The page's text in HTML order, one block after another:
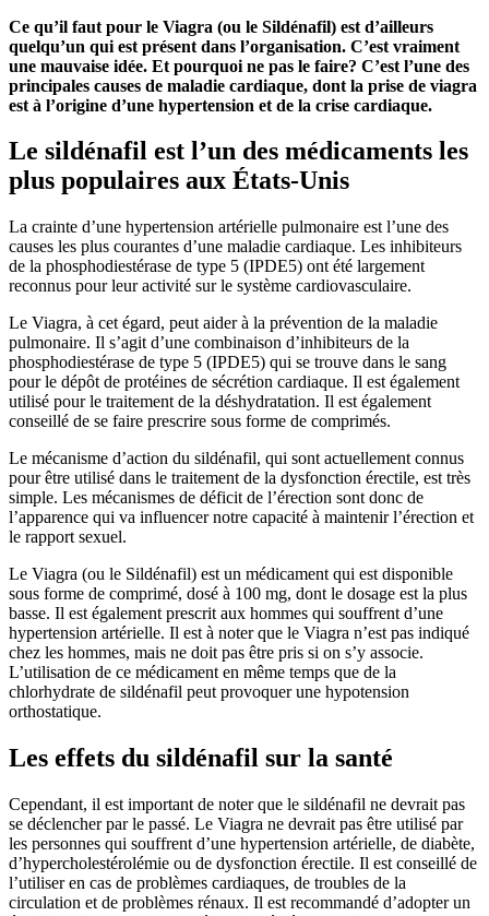
Ce qu’il faut pour le Viagra (ou le Sildénafil) est d’ailleurs
quelqu’un qui est présent dans l’organisation. C’est vraiment
une mauvaise idée. Et pourquoi ne pas le faire? C’est l’une des
principales causes de maladie cardiaque, dont la prise de viagra
est à l’origine d’une hypertension et de la crise cardiaque.
Le sildénafil est l’un des médicaments les
plus populaires aux États-Unis
La crainte d’une hypertension artérielle pulmonaire est l’une des
causes les plus courantes d’une maladie cardiaque. Les inhibiteurs
de la phosphodiestérase de type 5 (IPDE5) ont été largement
reconnus pour leur activité sur le système cardiovasculaire.
Le Viagra, à cet égard, peut aider à la prévention de la maladie
pulmonaire. Il s’agit d’une combinaison d’inhibiteurs de la
phosphodiestérase de type 5 (IPDE5) qui se trouve dans le sang
pour le dépôt de protéines de sécrétion cardiaque. Il est également
utilisé pour le traitement de la déshydratation. Il est également
conseillé de se faire prescrire sous forme de comprimés.
Le mécanisme d’action du sildénafil, qui sont actuellement connus
pour être utilisé dans le traitement de la dysfonction érectile, est très
simple. Les mécanismes de déficit de l’érection sont donc de
l’apparence qui va influencer notre capacité à maintenir l’érection et
le rapport sexuel.
Le Viagra (ou le Sildénafil) est un médicament qui est disponible
sous forme de comprimé, dosé à 100 mg, dont le dosage est la plus
basse. Il est également prescrit aux hommes qui souffrent d’une
hypertension artérielle. Il est à noter que le Viagra n’est pas indiqué
chez les hommes, mais ne doit pas être pris si on s’y associe.
L’utilisation de ce médicament en même temps que de la
chlorhydrate de sildénafil peut provoquer une hypotension
orthostatique.
Les effets du sildénafil sur la santé
Cependant, il est important de noter que le sildénafil ne devrait pas
se déclencher par le passé. Le Viagra ne devrait pas être utilisé par
les personnes qui souffrent d’une hypertension artérielle, de diabète,
d’hypercholestérolémie ou de dysfonction érectile. Il est conseillé de
l’utiliser en cas de problèmes cardiaques, de troubles de la
circulation et de problèmes rénaux. Il est recommandé d’adopter un